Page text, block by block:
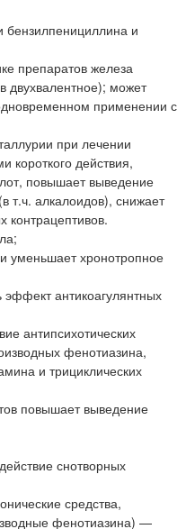
и
препаратов железа
двухвалентное); может
применении с
при лечении
короткого действия,
повышает выведение
алкалоидов), снижает
контрацептивов.
хронотропное
антикоагулянтных
антипсихотических
фенотиазина,
и трициклических
повышает выведение
снотворных
средства,
фенотиазина) —